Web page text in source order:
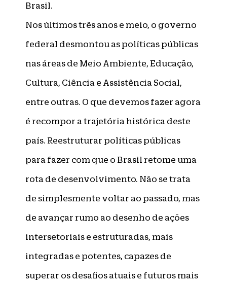
Brasil.
Nos últimos três anos e meio, o governo
federal desmontou as políticas públicas
nas áreas de Meio Ambiente, Educação,
Cultura, Ciência e Assistência Social,
entre outras. O que devemos fazer agora
é recompor a trajetória histórica deste
país. Reestruturar políticas públicas
para fazer com que o Brasil retome uma
rota de desenvolvimento. Não se trata
de simplesmente voltar ao passado, mas
de avançar rumo ao desenho de ações
intersetoriais e estruturadas, mais
integradas e potentes, capazes de
superar os desafios atuais e futuros mais